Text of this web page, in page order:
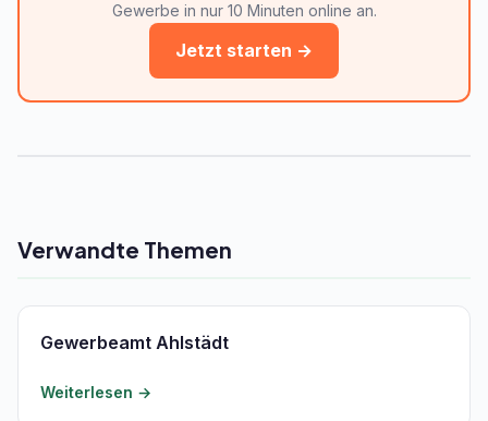
Gewerbe in nur 10 Minuten online an.
Jetzt starten →
Verwandte Themen
Gewerbeamt Ahlstädt
Weiterlesen →